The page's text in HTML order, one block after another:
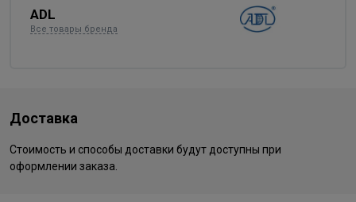
ADL
Все товары бренда
Доставка
Стоимость и способы доставки будут доступны при
оформлении заказа.